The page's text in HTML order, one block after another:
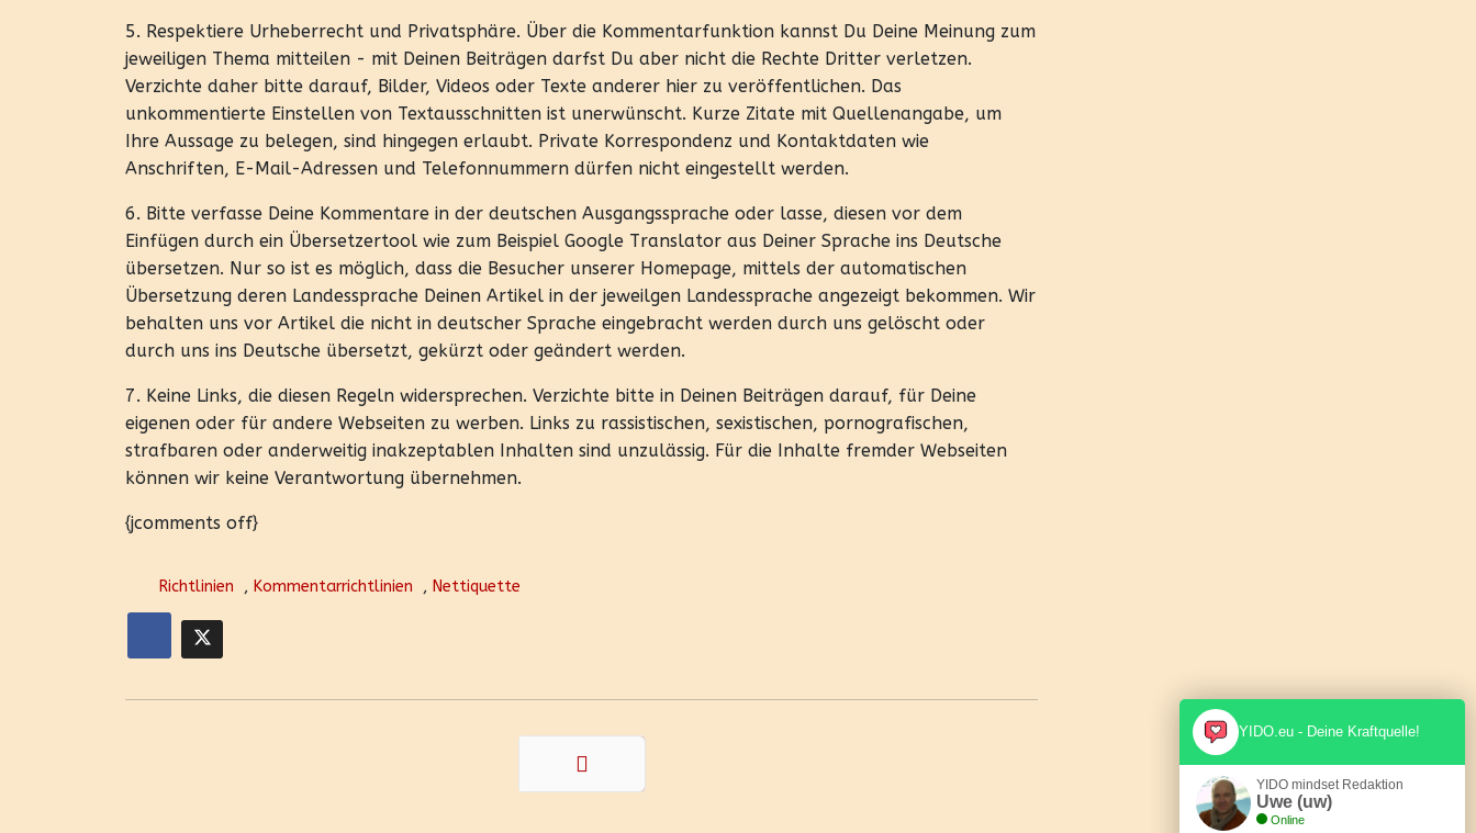
5. Respektiere Urheberrecht und Privatsphäre. Über die Kommentarfunktion kannst Du Deine Meinung zum
jeweiligen Thema mitteilen - mit Deinen Beiträgen darfst Du aber nicht die Rechte Dritter verletzen.
Verzichte daher bitte darauf, Bilder, Videos oder Texte anderer hier zu veröffentlichen. Das
unkommentierte Einstellen von Textausschnitten ist unerwünscht. Kurze Zitate mit Quellenangabe, um
Ihre Aussage zu belegen, sind hingegen erlaubt. Private Korrespondenz und Kontaktdaten wie
Anschriften, E-Mail-Adressen und Telefonnummern dürfen nicht eingestellt werden.
6. Bitte verfasse Deine Kommentare in der deutschen Ausgangssprache oder lasse, diesen vor dem
Einfügen durch ein Übersetzertool wie zum Beispiel Google Translator aus Deiner Sprache ins Deutsche
übersetzen. Nur so ist es möglich, dass die Besucher unserer Homepage, mittels der automatischen
Übersetzung deren Landessprache Deinen Artikel in der jeweilgen Landessprache angezeigt bekommen. Wir
behalten uns vor Artikel die nicht in deutscher Sprache eingebracht werden durch uns gelöscht oder
durch uns ins Deutsche übersetzt, gekürzt oder geändert werden.
7. Keine Links, die diesen Regeln widersprechen. Verzichte bitte in Deinen Beiträgen darauf, für Deine
eigenen oder für andere Webseiten zu werben. Links zu rassistischen, sexistischen, pornografischen,
strafbaren oder anderweitig inakzeptablen Inhalten sind unzulässig. Für die Inhalte fremder Webseiten
können wir keine Verantwortung übernehmen.
{jcomments off}
Richtlinien , Kommentarrichtlinien , Nettiquette
YIDO.eu - Deine Kraftquelle!
YIDO mindset Redaktion
Uwe (uw)
Online